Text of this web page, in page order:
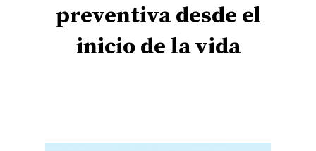
preventiva desde el
inicio de la vida